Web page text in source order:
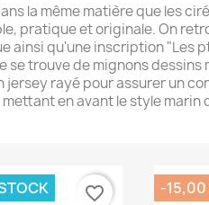
la même matière que les
pratique et originale. On
ainsi qu'une inscription "Les
se trouve de mignons dessins
jersey rayé pour assurer un
mettant en avant le style marin
favorite_border
-15,00